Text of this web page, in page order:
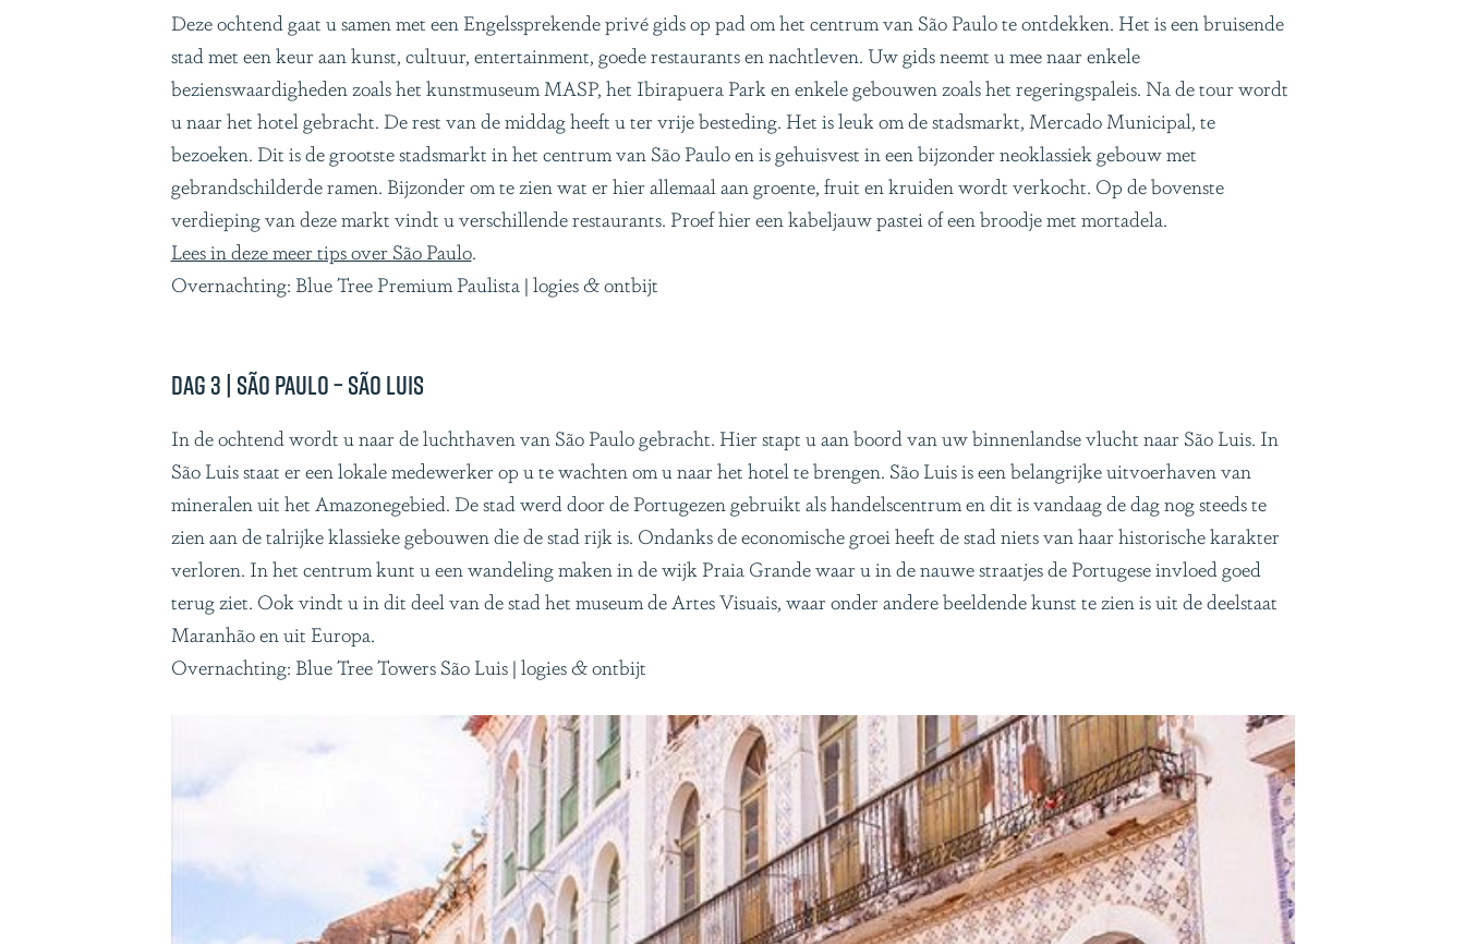
Deze ochtend gaat u samen met een Engelssprekende privé gids op pad om het centrum van São Paulo te ontdekken. Het is een bruisende
stad met een keur aan kunst, cultuur, entertainment, goede restaurants en nachtleven. Uw gids neemt u mee naar enkele
bezienswaardigheden zoals het kunstmuseum MASP, het Ibirapuera Park en enkele gebouwen zoals het regeringspaleis. Na de tour wordt
u naar het hotel gebracht. De rest van de middag heeft u ter vrije besteding. Het is leuk om de stadsmarkt, Mercado Municipal, te
bezoeken. Dit is de grootste stadsmarkt in het centrum van São Paulo en is gehuisvest in een bijzonder neoklassiek gebouw met
gebrandschilderde ramen. Bijzonder om te zien wat er hier allemaal aan groente, fruit en kruiden wordt verkocht. Op de bovenste
verdieping van deze markt vindt u verschillende restaurants. Proef hier een kabeljauw pastei of een broodje met mortadela.
Lees in deze meer tips over São Paulo.
Overnachting: Blue Tree Premium Paulista | logies & ontbijt
Dag 3 | São Paulo – São Luis
In de ochtend wordt u naar de luchthaven van São Paulo gebracht. Hier stapt u aan boord van uw binnenlandse vlucht naar São Luis. In
São Luis staat er een lokale medewerker op u te wachten om u naar het hotel te brengen. São Luis is een belangrijke uitvoerhaven van
mineralen uit het Amazonegebied. De stad werd door de Portugezen gebruikt als handelscentrum en dit is vandaag de dag nog steeds te
zien aan de talrijke klassieke gebouwen die de stad rijk is. Ondanks de economische groei heeft de stad niets van haar historische karakter
verloren. In het centrum kunt u een wandeling maken in de wijk Praia Grande waar u in de nauwe straatjes de Portugese invloed goed
terug ziet. Ook vindt u in dit deel van de stad het museum de Artes Visuais, waar onder andere beeldende kunst te zien is uit de deelstaat
Maranhão en uit Europa.
Overnachting: Blue Tree Towers São Luis | logies & ontbijt